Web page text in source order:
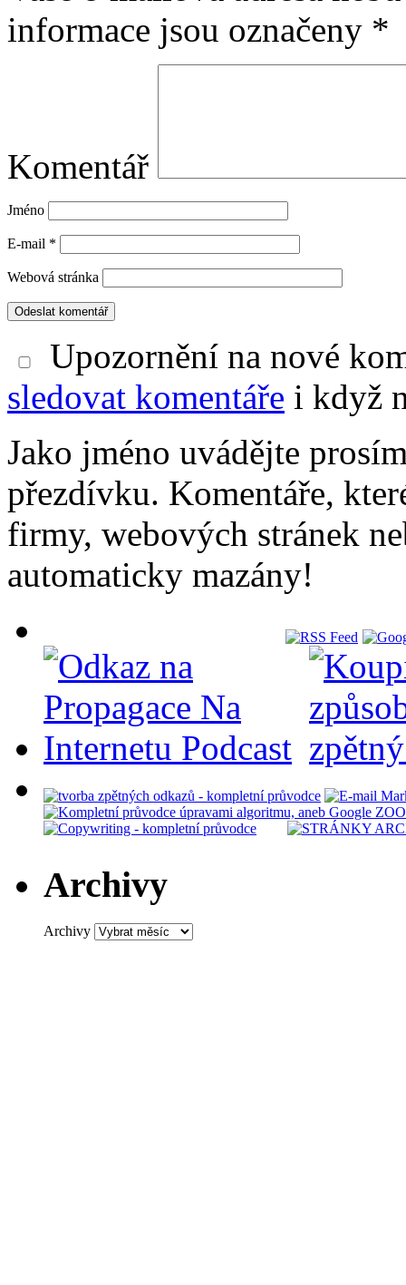
informace jsou označeny *
Komentář
Jméno
E-mail *
Webová stránka
Upozornění na nové
sledovat komentáře i když
Jako jméno uvádějte
přezdívku. Komentáře,
firmy, webových stránek
automaticky mazány!
Archivy
Archivy